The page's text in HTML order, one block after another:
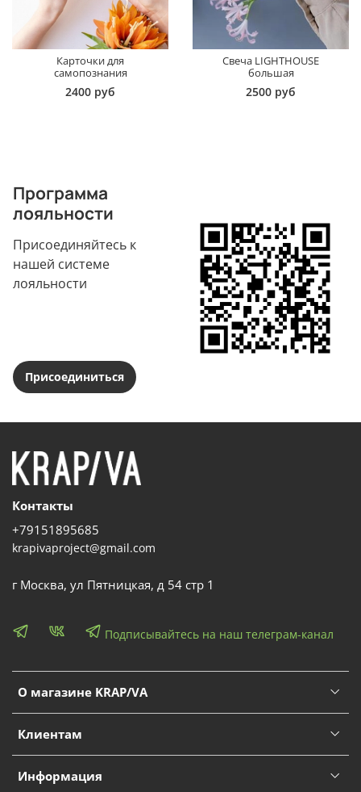
Карточки для
самопознания
2400 руб
Свеча LIGHTHOUSE
большая
2500 руб
Программа
лояльности
Присоединяйтесь к
нашей системе
лояльности
Присоединиться
О магазине KRAP/VA
Клиентам
Информация
Контакты
+79151895685
krapivaproject@gmail.com
г Москва, ул Пятницкая, д 54 стр 1
Подписывайтесь на наш телеграм-канал